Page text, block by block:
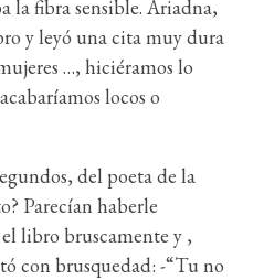
la fibra sensible. Ariadna,
y leyó una cita muy dura
…, hiciéramos lo
locos o
del poeta de la
Parecían haberle
libro bruscamente y ,
con brusquedad: -“Tu no